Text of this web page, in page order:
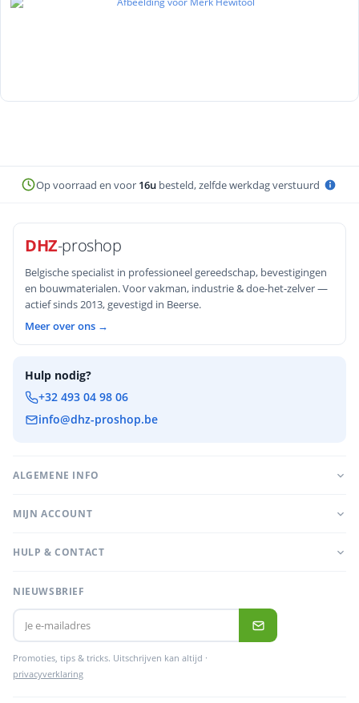
Op voorraad en voor 16ubesteld, zelfde werkdag verstuurd
DHZ-proshop
Belgische specialist in professioneel gereedschap, bevestigingen
en bouwmaterialen. Voor vakman, industrie & doe-het-zelver —
actief sinds 2013, gevestigd in Beerse.
Meer over ons →
Hulp nodig?
+32 493 04 98 06
info@dhz-proshop.be
ALGEMENE INFO
MIJN ACCOUNT
HULP & CONTACT
NIEUWSBRIEF
Promoties, tips & tricks. Uitschrijven kan altijd ·
privacyverklaring